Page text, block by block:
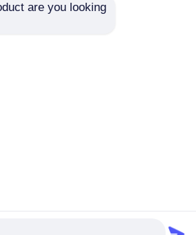
Ps
are you looking